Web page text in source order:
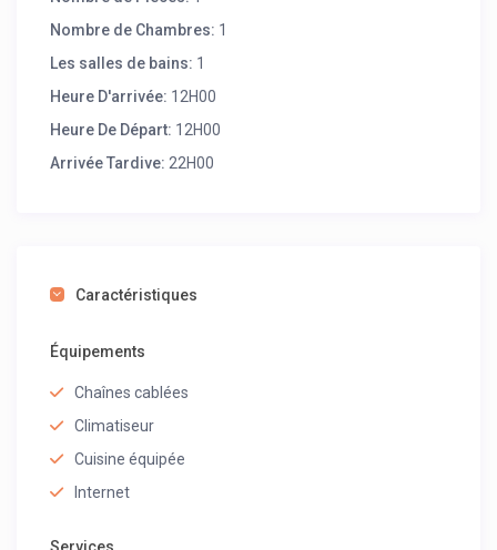
Nombre de Chambres: 1
Les salles de bains: 1
Heure D'arrivée: 12H00
Heure De Départ: 12H00
Arrivée Tardive: 22H00
Caractéristiques
Équipements
Chaînes cablées
Climatiseur
Cuisine équipée
Internet